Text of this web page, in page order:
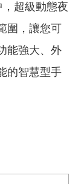
，超級動態夜
圍，讓您可
能強大、外
的智慧型手